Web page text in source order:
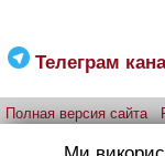
Телеграм
Полная версия сайта